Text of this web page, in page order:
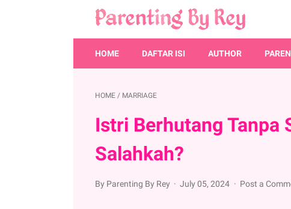
HOME DAFTAR ISI AUTHOR
HOME / MARRIAGE
Istri Berhutang Tanpa
Salahkah?
By Parenting By Rey July 05, 2024 Post a